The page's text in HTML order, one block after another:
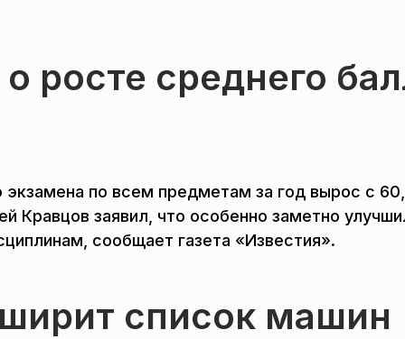
росте среднего
экзамена по всем предметам за год вырос с
Кравцов заявил, что особенно заметно
сообщает газета «Известия».
список машин